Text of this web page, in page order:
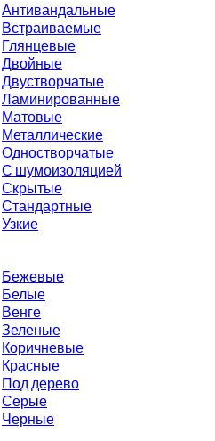
Антивандальные
Встраиваемые
Глянцевые
Двойные
Двустворчатые
Ламинированные
Матовые
Металлические
Одностворчатые
С шумоизоляцией
Скрытые
Стандартные
Узкие
Бежевые
Белые
Венге
Зеленые
Коричневые
Красные
Под дерево
Серые
Черные